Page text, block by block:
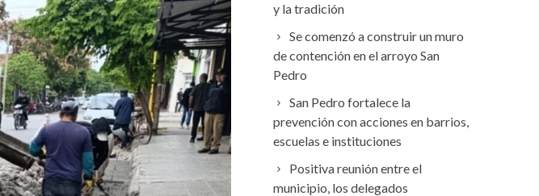
y la tradición
Se comenzó a construir un muro
de contención en el arroyo San
Pedro
San Pedro fortalece la
prevención con acciones en barrios,
escuelas e instituciones
Positiva reunión entre el
municipio, los delegados